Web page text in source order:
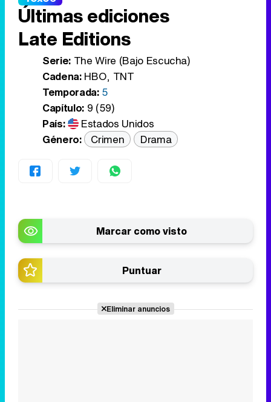
Últimas ediciones
Late Editions
Serie:The Wire (Bajo Escucha)
Cadena:HBO, TNT
Temporada: 5
Capítulo:9 (59)
País:
Estados Unidos
Género:
Crimen Drama
Marcar como visto
Puntuar
Eliminar anuncios